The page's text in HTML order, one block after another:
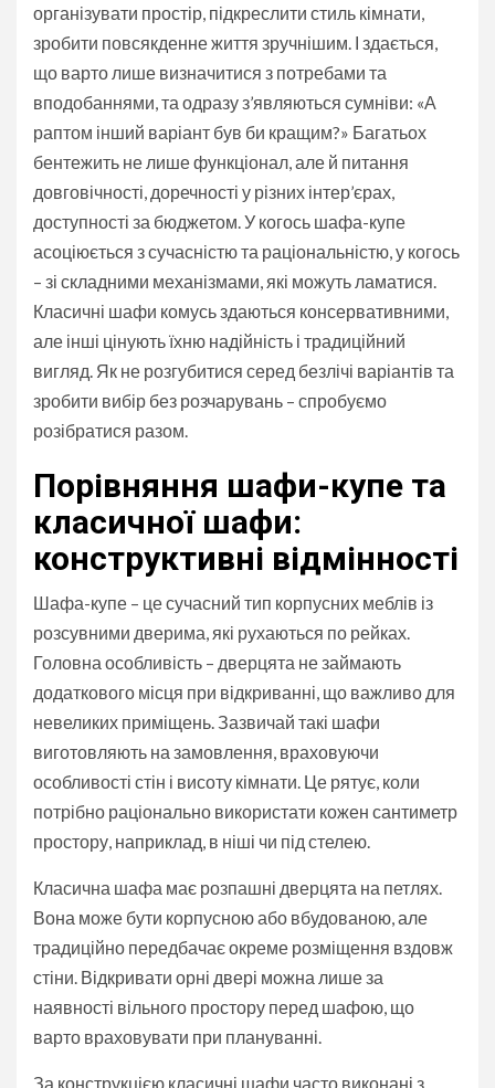
організувати простір, підкреслити стиль кімнати,
зробити повсякденне життя зручнішим. І здається,
що варто лише визначитися з потребами та
вподобаннями, та одразу з’являються сумніви: «А
раптом інший варіант був би кращим?» Багатьох
бентежить не лише функціонал, але й питання
довговічності, доречності у різних інтер’єрах,
доступності за бюджетом. У когось шафа-купе
асоціюється з сучасністю та раціональністю, у когось
– зі складними механізмами, які можуть ламатися.
Класичні шафи комусь здаються консервативними,
але інші цінують їхню надійність і традиційний
вигляд. Як не розгубитися серед безлічі варіантів та
зробити вибір без розчарувань – спробуємо
розібратися разом.
Порівняння шафи-купе та
класичної шафи:
конструктивні відмінності
Шафа-купе – це сучасний тип корпусних меблів із
розсувними дверима, які рухаються по рейках.
Головна особливість – дверцята не займають
додаткового місця при відкриванні, що важливо для
невеликих приміщень. Зазвичай такі шафи
виготовляють на замовлення, враховуючи
особливості стін і висоту кімнати. Це рятує, коли
потрібно раціонально використати кожен сантиметр
простору, наприклад, в ніші чи під стелею.
Класична шафа має розпашні дверцята на петлях.
Вона може бути корпусною або вбудованою, але
традиційно передбачає окреме розміщення вздовж
стіни. Відкривати орні двері можна лише за
наявності вільного простору перед шафою, що
варто враховувати при плануванні.
За конструкцією класичні шафи часто виконані з